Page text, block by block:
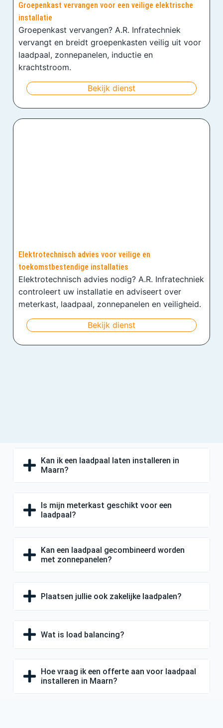
Groepenkast vervangen voor een veilige elektrische
installatie
Groepenkast vervangen? A.R. Infratechniek
vervangt en breidt groepenkasten veilig uit voor
laadpaal, zonnepanelen, inductie en
krachtstroom.
Bekijk dienst
Elektrotechnisch advies voor veilige en
toekomstbestendige installaties
Elektrotechnisch advies nodig? A.R. Infratechniek
controleert uw installatie en adviseert over
meterkast, laadpaal, zonnepanelen en veiligheid.
Bekijk dienst
Kan ik een laadpaal laten installeren in
Maarn?
Is mijn meterkast geschikt voor een
laadpaal?
Kan een laadpaal gecombineerd worden
met zonnepanelen?
Plaatsen jullie ook zakelijke laadpalen?
Wat is load balancing?
Hoe vraag ik een offerte aan voor laadpaal
installeren in Maarn?